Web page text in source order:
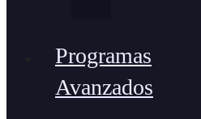
Programas
Avanzados